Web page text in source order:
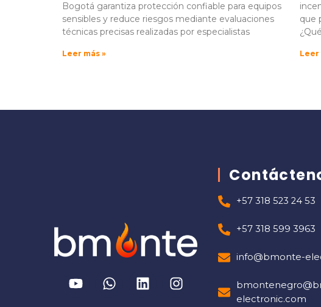
Bogotá garantiza protección confiable para equipos
sensibles y reduce riesgos mediante evaluaciones
técnicas precisas realizadas por especialistas
Leer más »
que
¿Qué
Leer
+57 318 523 24 53
+57 318 599 3963
info@bmonte-
electronic.com